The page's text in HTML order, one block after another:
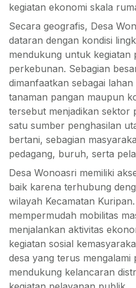
kegiatan ekonomi skala
Secara geografis, Desa
dataran dengan kondisi
mendukung untuk kegiatan
perkebunan. Sebagian
dimanfaatkan sebagai
tanaman pangan maupun
tersebut menjadikan sektor
satu sumber penghasilan
bertani, sebagian
pedagang, buruh, serta
Desa Wonoasri memiliki
baik karena terhubung
wilayah Kecamatan
mempermudah mobilitas
menjalankan aktivitas
kegiatan sosial
desa yang terus mengalami
mendukung kelancaran